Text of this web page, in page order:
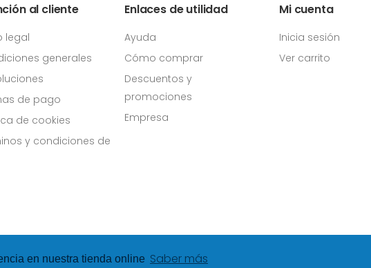
en nuestra tienda online Saber más
al cliente
legal
generales
de pago
de cookies
y condiciones de
Enlaces de utilidad
Ayuda
Cómo comprar
Descuentos y
promociones
Empresa
Mi cuenta
Inicia sesión
Ver carrito